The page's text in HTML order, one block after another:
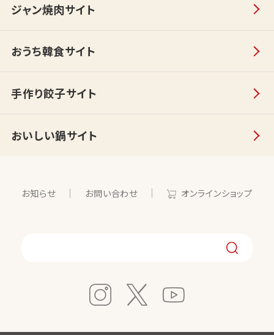
ジャン焼肉サイト
おうち韓食サイト
手作り餃子サイト
おいしい鍋サイト
お知らせ お問い合わせ オンラインショップ